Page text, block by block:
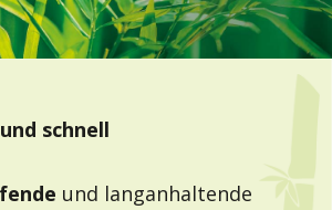
schnell
und langanhaltende